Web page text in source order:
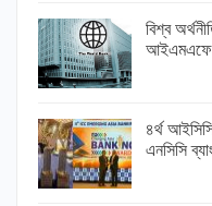
বিশ্ব
৪র্থ
এনসিসি